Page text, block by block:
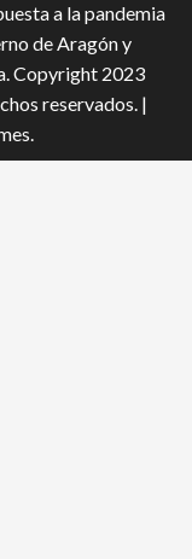
a la pandemia
de Aragón y
Copyright 2023
reservados. |